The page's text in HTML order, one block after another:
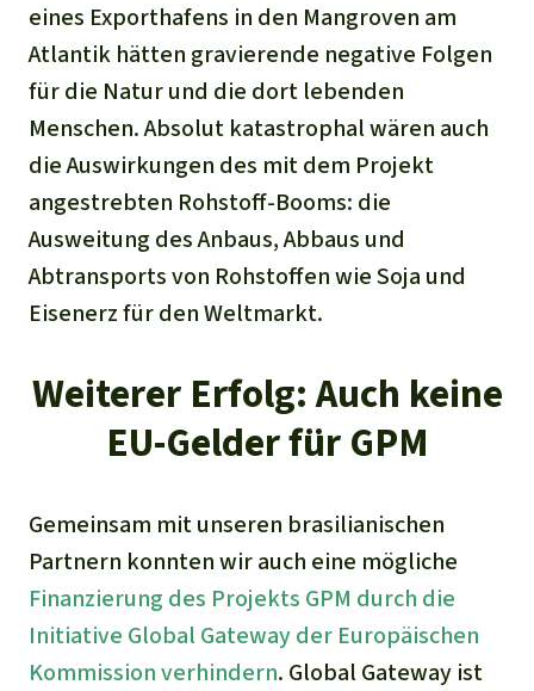
eines Exporthafens in den Mangroven am
Atlantik hätten gravierende negative Folgen
für die Natur und die dort lebenden
Menschen. Absolut katastrophal wären auch
die Auswirkungen des mit dem Projekt
angestrebten Rohstoff-Booms: die
Ausweitung des Anbaus, Abbaus und
Abtransports von Rohstoffen wie Soja und
Eisenerz für den Weltmarkt.
Weiterer Erfolg: Auch keine
EU-Gelder für GPM
Gemeinsam mit unseren brasilianischen
Partnern konnten wir auch eine mögliche
Finanzierung des Projekts GPM durch die
Initiative Global Gateway der Europäischen
Kommission verhindern. Global Gateway ist